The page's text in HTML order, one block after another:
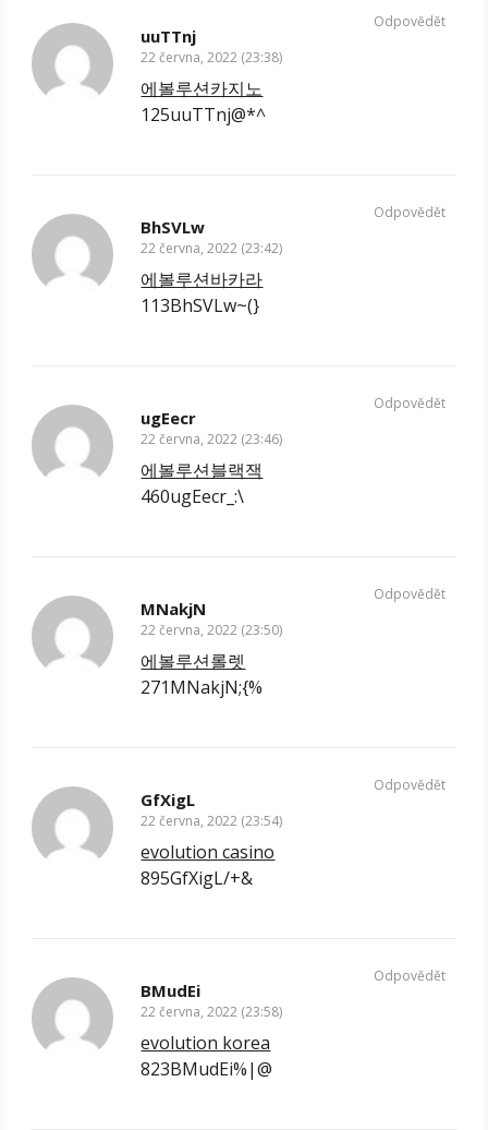
uuTTnj
22 června, 2022 (23:38)
에볼루션카지노
125uuTTnj@*^
Odpovědět
BhSVLw
22 června, 2022 (23:42)
에볼루션바카라
113BhSVLw~(}
Odpovědět
ugEecr
22 června, 2022 (23:46)
에볼루션블랙잭
460ugEecr_:\
Odpovědět
MNakjN
22 června, 2022 (23:50)
에볼루션롤렛
271MNakjN;{%
Odpovědět
GfXigL
22 června, 2022 (23:54)
evolution casino
895GfXigL/+&
Odpovědět
BMudEi
22 června, 2022 (23:58)
evolution korea
823BMudEi%|@
Odpovědět